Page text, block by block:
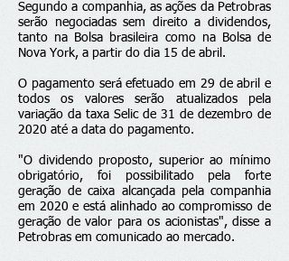
Segundo a companhia, as ações da Petrobras
serão negociadas sem direito a dividendos,
tanto na Bolsa brasileira como na Bolsa de
Nova York, a partir do dia 15 de abril.
O pagamento será efetuado em 29 de abril e
todos os valores serão atualizados pela
variação da taxa Selic de 31 de dezembro de
2020 até a data do pagamento.
"O dividendo proposto, superior ao mínimo
obrigatório, foi possibilitado pela forte
geração de caixa alcançada pela companhia
em 2020 e está alinhado ao compromisso de
geração de valor para os acionistas", disse a
Petrobras em comunicado ao mercado.